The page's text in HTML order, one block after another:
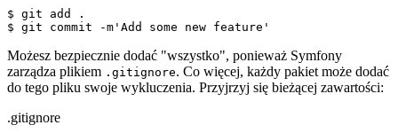
$
$ git commit -m 'Add some new feature'
Możesz bezpiecznie dodać "wszystko", ponieważ Symfony
zarządza plikiem .gitignore. Co więcej, każdy pakiet może dodać
do tego pliku swoje wykluczenia. Przyjrzyj się bieżącej zawartości:
.gitignore